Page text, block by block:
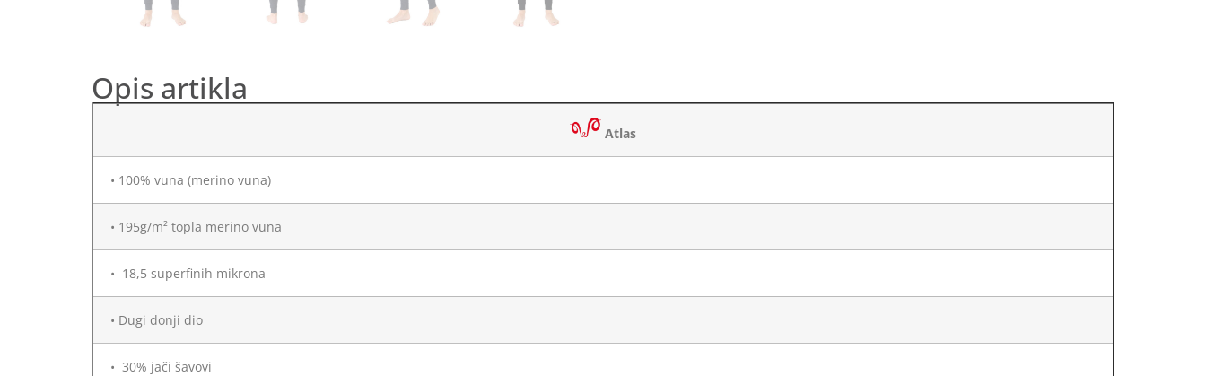
Opis artikla
Atlas
• 100% vuna (merino vuna)
• 195g/m² topla merino vuna
• 18,5 superfinih mikrona
• Dugi donji dio
• 30% jači šavovi